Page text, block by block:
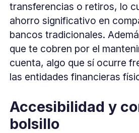
transferencias o retiros, lo
ahorro significativo en
bancos tradicionales.
que te cobren por el
cuenta, algo que sí ocurre
las entidades financieras
Accesibilidad y
bolsillo